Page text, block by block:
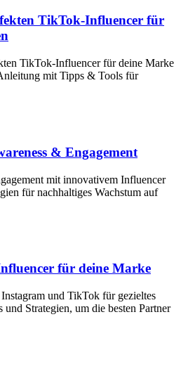
TikTok-Influencer für
TikTok-Influencer für deine Marke
mit Tipps & Tools für
& Engagement
mit innovativem Influencer
für nachhaltiges Wachstum auf
für deine Marke
und TikTok für gezieltes
Strategien, um die besten Partner